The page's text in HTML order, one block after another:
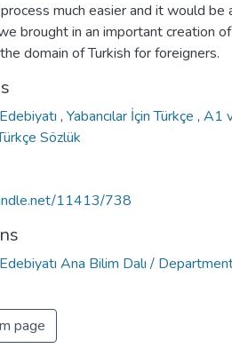
much easier and it would be
brought in an important creation
domain of Turkish for foreigners.
, Yabancılar İçin Türkçe , A1
Sözlük
11413/738
Ana Bilim Dalı /
page